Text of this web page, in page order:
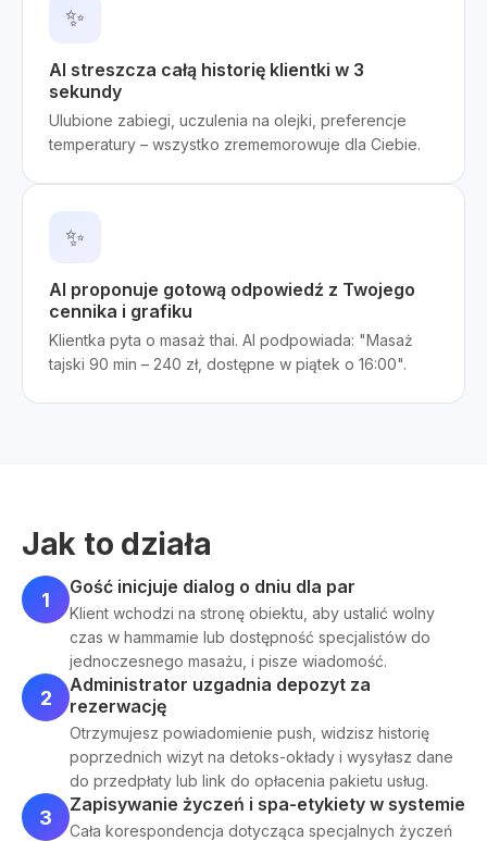
✨
AI streszcza całą historię klientki w 3
sekundy
Ulubione zabiegi, uczulenia na olejki, preferencje
temperatury – wszystko zrememorowuje dla Ciebie.
✨
AI proponuje gotową odpowiedź z Twojego
cennika i grafiku
Klientka pyta o masaż thai. AI podpowiada: "Masaż
tajski 90 min – 240 zł, dostępne w piątek o 16:00".
Jak to działa
1
Gość inicjuje dialog o dniu dla par
Klient wchodzi na stronę obiektu, aby ustalić wolny
czas w hammamie lub dostępność specjalistów do
jednoczesnego masażu, i pisze wiadomość.
2
Administrator uzgadnia depozyt za
rezerwację
Otrzymujesz powiadomienie push, widzisz historię
poprzednich wizyt na detoks-okłady i wysyłasz dane
do przedpłaty lub link do opłacenia pakietu usług.
3
Zapisywanie życzeń i spa-etykiety w systemie
Cała korespondencja dotycząca specjalnych życzeń